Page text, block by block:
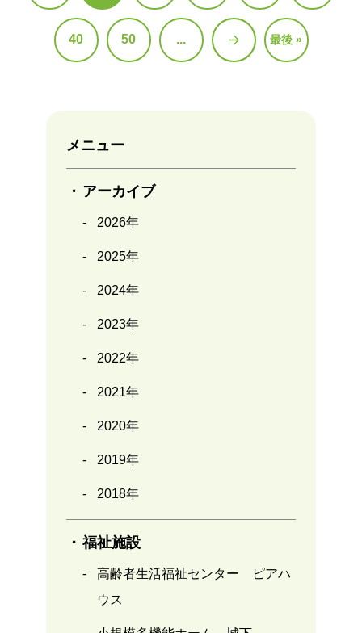
メニュー
アーカイブ
2026年
2025年
2024年
2023年
2022年
2021年
2020年
2019年
2018年
福祉施設
高齢者生活福祉センター ピアハ
ウス
40 50 ... 最後 »